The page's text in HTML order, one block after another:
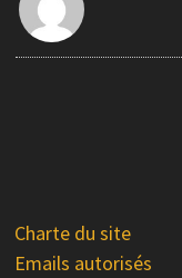
Charte du site
Emails autorisés